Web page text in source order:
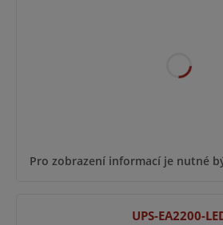
Pro zobrazení informací je nutné
UPS-EA2200-